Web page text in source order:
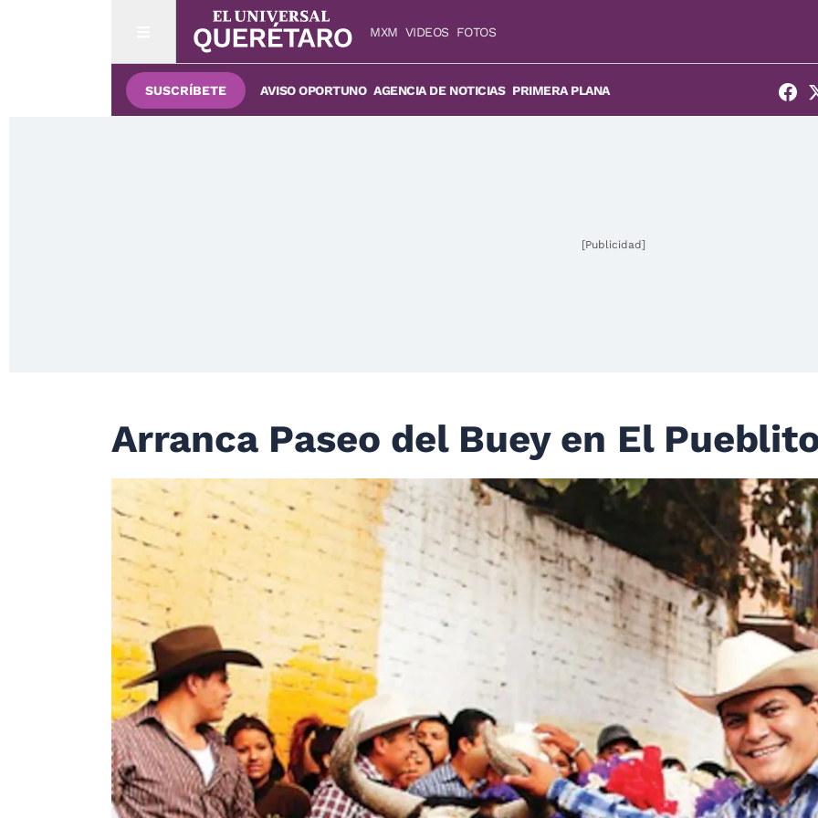
MXM VIDEOS FOTOS
SUSCRÍBETE AVISO OPORTUNO AGENCIA DE NOTICIAS PRIMERA PLANA
[Publicidad]
Arranca Paseo del Buey en El